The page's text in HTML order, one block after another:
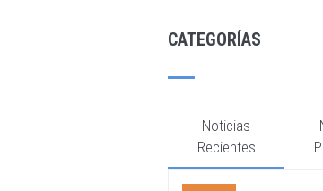
CATEGORÍAS
Noticias
Recientes